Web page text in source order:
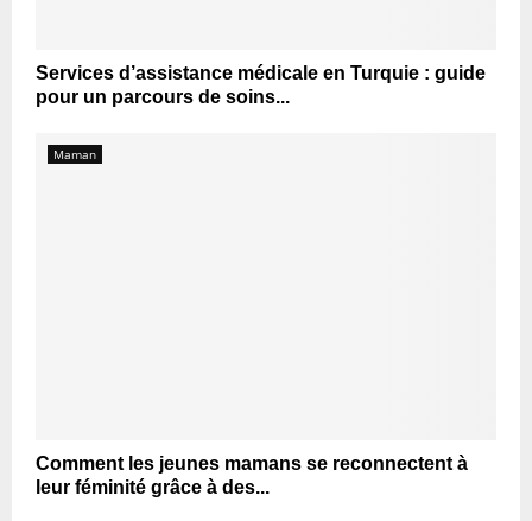
Services d’assistance médicale en Turquie : guide
pour un parcours de soins...
Maman
Comment les jeunes mamans se reconnectent à
leur féminité grâce à des...